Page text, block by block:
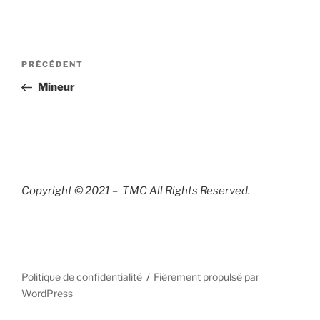
Navigation
l’article
Article
précédent
PRÉCÉDENT
Mineur
Copyright © 2021 – TMC All Rights Reserved.
Politique de confidentialité
Fièrement propulsé par
WordPress